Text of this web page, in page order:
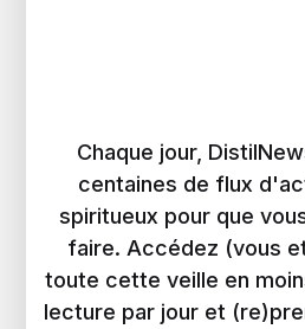
Chaque jour,
centaines de flux
spiritueux pour que
faire. Accédez (vous
toute cette veille en
lecture par jour et